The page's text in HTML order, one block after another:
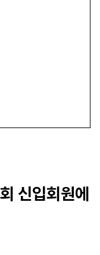
신입회원에